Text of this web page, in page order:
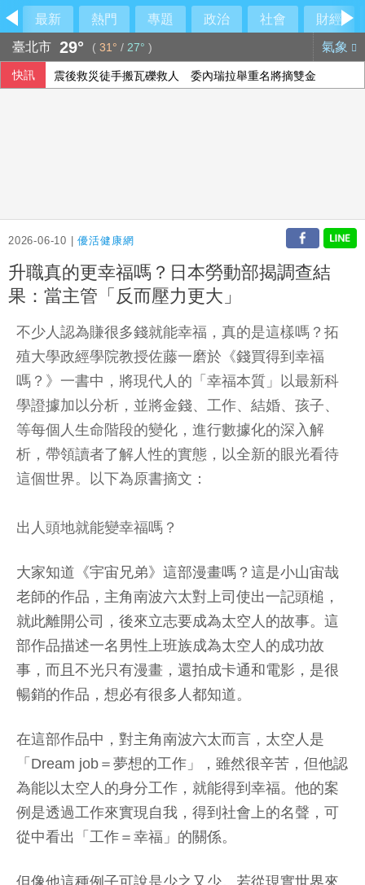
最新 熱門 專題 政治 社會
財經
臺北市 29° ( 31° / 27° ) 氣象
快訊 震後救災徒手搬瓦礫救人 委內瑞拉舉重名將摘雙金
2026-06-10 |優活健康網
升職真的更幸福嗎？日本勞動部揭調查結
果：當主管「反而壓力更大」
不少人認為賺很多錢就能幸福，真的是這樣嗎？拓
殖大學政經學院教授佐藤一磨於《錢買得到幸福
嗎？》一書中，將現代人的「幸福本質」以最新科
學證據加以分析，並將金錢、工作、結婚、孩子、
等每個人生命階段的變化，進行數據化的深入解
析，帶領讀者了解人性的實態，以全新的眼光看待
這個世界。以下為原書摘文：
出人頭地就能變幸福嗎？
大家知道《宇宙兄弟》這部漫畫嗎？這是小山宙哉
老師的作品，主角南波六太對上司使出一記頭槌，
就此離開公司，後來立志要成為太空人的故事。這
部作品描述一名男性上班族成為太空人的成功故
事，而且不光只有漫畫，還拍成卡通和電影，是很
暢銷的作品，想必有很多人都知道。
在這部作品中，對主角南波六太而言，太空人是
「Dream job＝夢想的工作」，雖然很辛苦，但他認
為能以太空人的身分工作，就能得到幸福。他的案
例是透過工作來實現自我，得到社會上的名聲，可
從中看出「工作＝幸福」的關係。
但像他這種例子可說是少之又少。若從現實世界來